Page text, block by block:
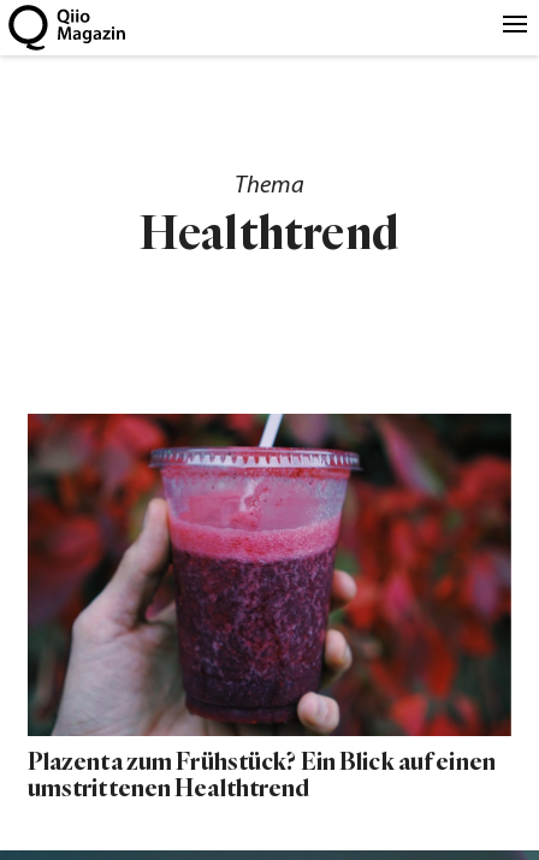
Thema
Healthtrend
Plazenta zum Frühstück? Ein Blick auf einen
umstrittenen Healthtrend